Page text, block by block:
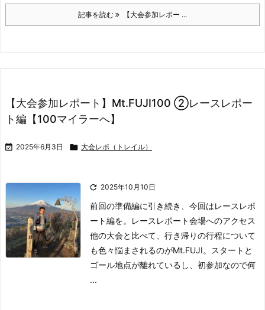
記事を読む 【大会参加レポー ...
【大会参加レポート】Mt.FUJI100 ②レースレポー
ト編【100マイラーへ】
 2025年6月3日  大会レポ（トレイル）
 2025年10月10日
前回の準備編に引き続き、今回はレースレポ
ート編を。
レースレポート会場へのアクセス
他の大会と比べて、行き帰りの行程について
も色々悩まされるのがMt.FUJI。
スタートと
ゴール地点が離れているし、初参加なので何
...